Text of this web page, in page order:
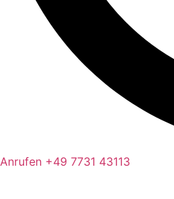
Anrufen +49 7731 43113